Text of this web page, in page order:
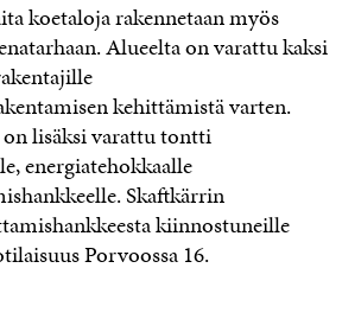
koetaloja rakennetaan myös
Alueelta on varattu kaksi
kehittämistä varten.
lisäksi varattu tontti
energiatehokkaalle
Skaftkärrin
kiinnostuneille
Porvoossa 16.